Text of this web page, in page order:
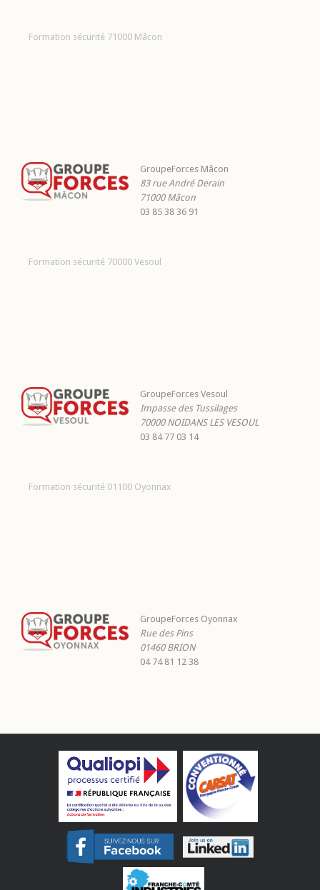
Formation sécurité 71000 Mâcon
GroupeForces Mâcon
83 rue André Derain
71000 Mâcon
03 85 38 36 91
Formation sécurité 70000 Vesoul
GroupeForces Vesoul
Impasse des Tussilages
70000 NOIDANS LES VESOUL
03 84 77 03 14
Formation sécurité 01100 Oyonnax
GroupeForces Oyonnax
Rue des Pins
01460 BRION
04 74 81 12 38